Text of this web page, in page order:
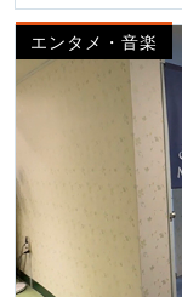
エンタメ・音楽